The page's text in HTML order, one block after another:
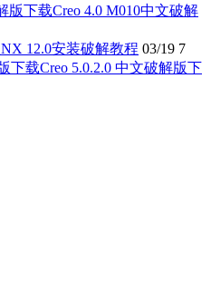
Creo 4.0 M010中文破解
NX 12.0安装破解教程 03/19 7
Creo 5.0.2.0 中文破解版下